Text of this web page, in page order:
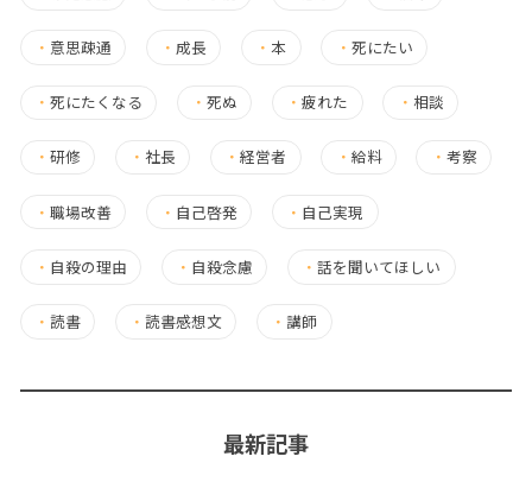
・ 意思疎通 ・成長 ・本 ・ 死にたい
・ 死にたくなる ・死ぬ ・疲れた ・ 相談
・ 研修 ・社長 ・経営者 ・ 給料 ・ 考察
・ 職場改善 ・ 自己啓発 ・ 自己実現
・ 自殺の理由 ・ 自殺念慮 ・話を聞いてほしい
・ 読書 ・読書感想文 ・ 講師
最新記事